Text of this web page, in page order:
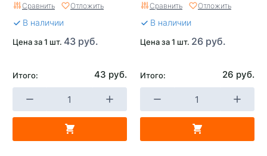
Сравнить Отложить
В наличии
Цена за 1 шт. 43 руб.
Итого: 43 руб.
Сравнить Отложить
В наличии
Цена за 1 шт. 26 руб.
Итого: 26 руб.